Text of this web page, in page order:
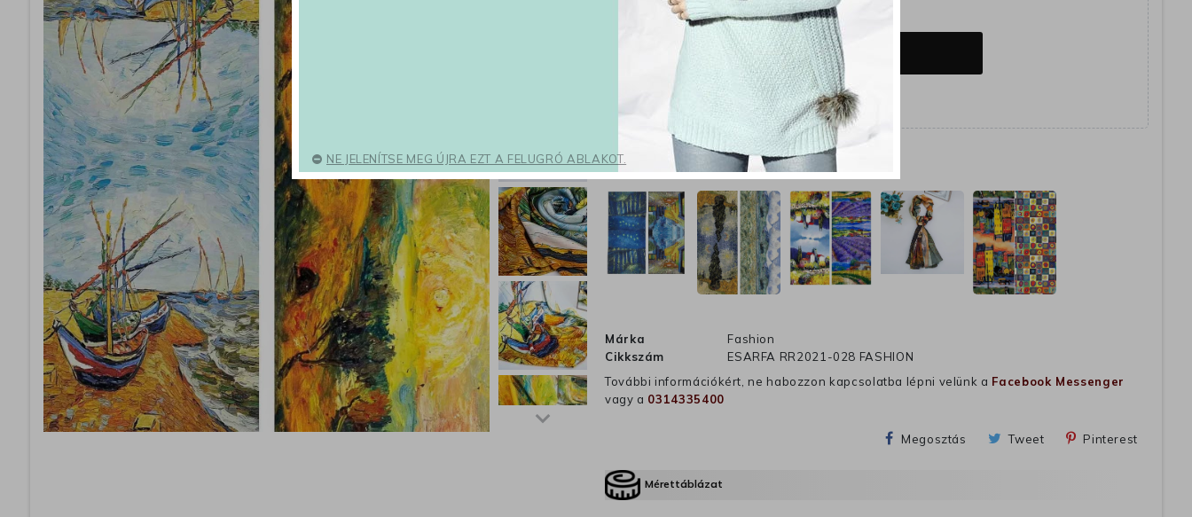
shopping_cart KOSÁRBA
Ez még talán érdekelhet
Márka
Fashion
Cikkszám
ESARFA RR2021-028 FASHION
További információkért, ne habozzon kapcsolatba lépni velünk a Facebook Messenger
vagy a 0314335400
Megosztás Tweet Pinterest
Mérettáblázat
NE JELENÍTSE MEG ÚJRA EZT A FELUGRÓ ABLAKOT.